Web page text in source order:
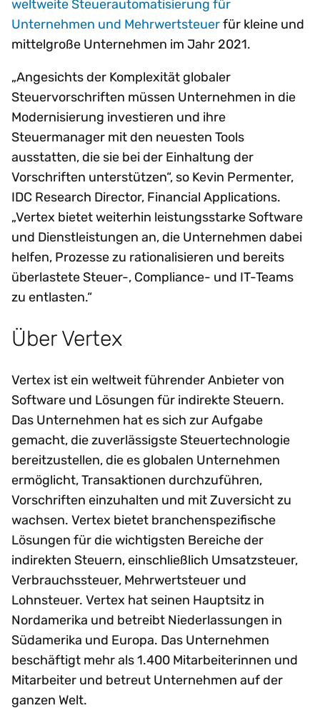
weltweite Steuerautomatisierung für
Unternehmen und Mehrwertsteuerfür kleine und
mittelgroße Unternehmen im Jahr 2021.
„Angesichts der Komplexität globaler
Steuervorschriften müssen Unternehmen in die
Modernisierung investieren und ihre
Steuermanager mit den neuesten Tools
ausstatten, die sie bei der Einhaltung der
Vorschriften unterstützen“, so Kevin Permenter,
IDC Research Director, Financial Applications.
„Vertex bietet weiterhin leistungsstarke Software
und Dienstleistungen an, die Unternehmen dabei
helfen, Prozesse zu rationalisieren und bereits
überlastete Steuer-, Compliance- und IT-Teams
zu entlasten.“
Über Vertex
Vertex ist ein weltweit führender Anbieter von
Software und Lösungen für indirekte Steuern.
Das Unternehmen hat es sich zur Aufgabe
gemacht, die zuverlässigste Steuertechnologie
bereitzustellen, die es globalen Unternehmen
ermöglicht, Transaktionen durchzuführen,
Vorschriften einzuhalten und mit Zuversicht zu
wachsen. Vertex bietet branchenspezifische
Lösungen für die wichtigsten Bereiche der
indirekten Steuern, einschließlich Umsatzsteuer,
Verbrauchssteuer, Mehrwertsteuer und
Lohnsteuer. Vertex hat seinen Hauptsitz in
Nordamerika und betreibt Niederlassungen in
Südamerika und Europa. Das Unternehmen
beschäftigt mehr als 1.400 Mitarbeiterinnen und
Mitarbeiter und betreut Unternehmen auf der
ganzen Welt.